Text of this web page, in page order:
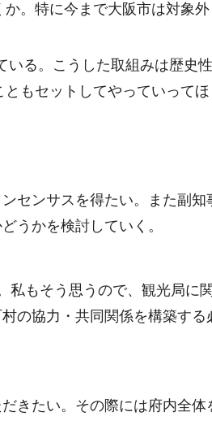
。特に今まで大阪市は対象
る。こうした取組みは歴史
もセットしてやっていってほ
センサスを得たい。また副知
うかを検討していく。
もそう思うので、観光局に
の協力・共同関係を構築す
きたい。その際には府内全